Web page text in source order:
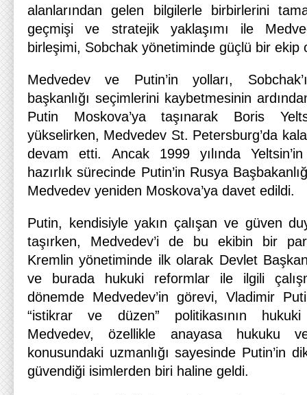
alanlarından gelen bilgilerle birbirlerini
geçmişi ve stratejik yaklaşımı ile
birleşimi, Sobchak yönetiminde güçlü bir ekip
Medvedev ve Putin’in yolları,
başkanlığı seçimlerini kaybetmesinin
Putin Moskova’ya taşınarak Boris
yükselirken, Medvedev St. Petersburg’da
devam etti. Ancak 1999 yılında Yeltsin’in
hazırlık sürecinde Putin’in Rusya
Medvedev yeniden Moskova’ya davet edildi.
Putin, kendisiyle yakın çalışan ve güven
taşırken, Medvedev’i de bu ekibin bir
Kremlin yönetiminde ilk olarak Devlet
ve burada hukuki reformlar ile ilgili
dönemde Medvedev’in görevi, Vladimir
“istikrar ve düzen” politikasının hukuki
Medvedev, özellikle anayasa hukuku
konusundaki uzmanlığı sayesinde Putin’in
güvendiği isimlerden biri haline geldi.